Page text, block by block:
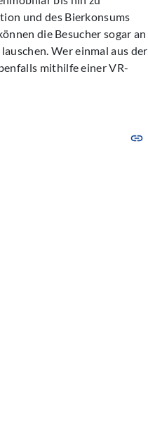
und des Bierkonsums
die Besucher sogar an
Wer einmal aus der
mithilfe einer VR-